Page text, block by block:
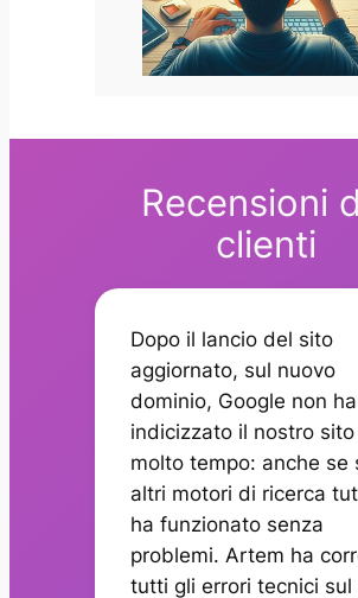
Recensioni
clienti
Dopo il lancio del sito
aggiornato, sul nuovo
dominio, Google non ha
indicizzato il nostro
molto tempo: anche se
altri motori di ricerca
ha funzionato senza
problemi. Artem ha
tutti gli errori tecnici sul